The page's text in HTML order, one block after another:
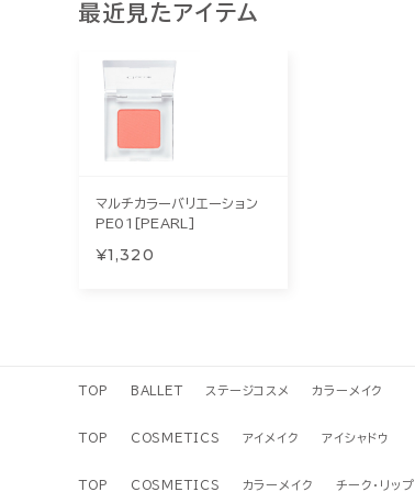
最近見たアイテム
マルチカラーバリエーション
PE01[PEARL]
¥1,320
TOP BALLET ステージコスメ カラーメイク
TOP COSMETICS アイメイク アイシャドウ
TOP COSMETICS カラーメイク チーク・リップ